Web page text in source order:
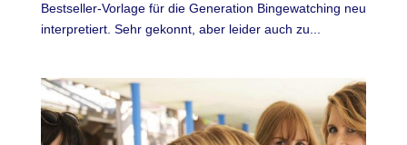
Bestseller-Vorlage für die Generation Bingewatching neu
interpretiert. Sehr gekonnt, aber leider auch zu...